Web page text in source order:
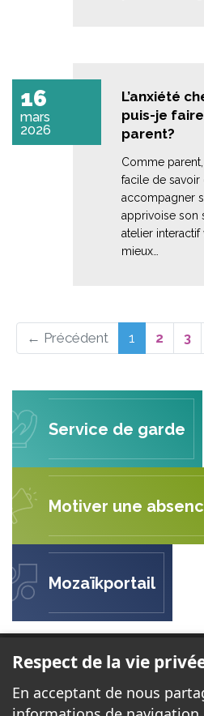
16
mars
2026
L’anxiété
puis-je
parent?
Comme
facile de
accompagner
apprivoise son
atelier
mieux…
← Précédent 1 (actuel)
2 3
Service de garde
Motiver une
Mozaïkportail
ÉCOLE DES
385 Rue
Gatineau QC
Respect de la vie
En acceptant de nous